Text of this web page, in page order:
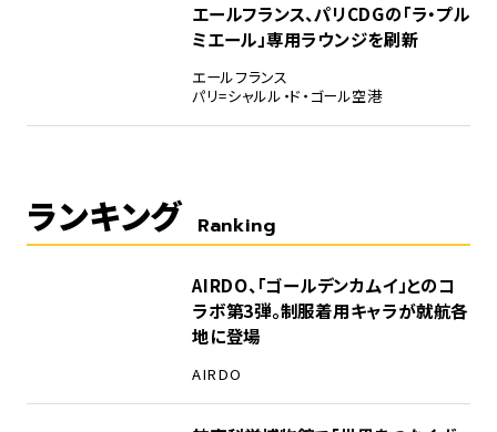
エールフランス、パリCDGの「ラ・プル
ミエール」専用ラウンジを刷新
エールフランス
パリ=シャルル・ド・ゴール空港
ランキング Ranking
AIRDO、「ゴールデンカムイ」とのコ
ラボ第3弾。制服着用キャラが就航各
地に登場
AIRDO